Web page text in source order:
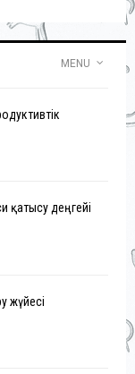
MENU
қатысу деңгейі
жүйесі